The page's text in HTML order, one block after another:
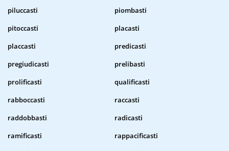
piluccasti
piombasti
pitoccasti
placasti
placcasti
predicasti
pregiudicasti
prelibasti
prolificasti
qualificasti
rabboccasti
raccasti
raddobbasti
radicasti
ramificasti
rappacificasti